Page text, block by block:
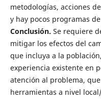
metodologías, acciones
y hay pocos programas
Conclusión. Se requiere
mitigar los efectos del
que incluya a la
experiencia existente en
atención al problema,
herramientas a nivel